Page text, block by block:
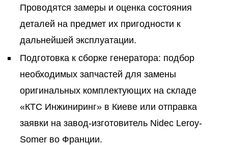
Проводятся замеры и оценка состояния
деталей на предмет их пригодности к
дальнейшей эксплуатации.
Подготовка к сборке генератора: подбор
необходимых запчастей для замены
оригинальных комплектующих на складе
«КТС Инжиниринг» в Киеве или отправка
заявки на завод-изготовитель Nidec Leroy-
Somer во Франции.